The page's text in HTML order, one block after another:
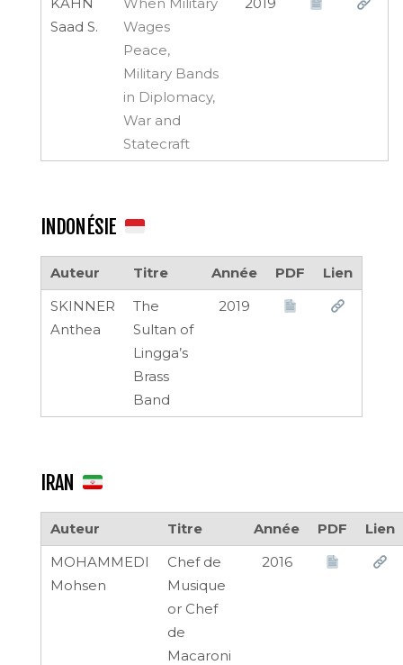
Saad S.
Wages
Peace,
Military Bands
in Diplomacy,
War and
Statecraft
INDONÉSIE
Auteur Titre Année PDF
Lien
SKINNER
Anthea
The
Sultan of
Lingga’s
Brass
Band
2019
IRAN
Auteur Titre Année PDF
Lien
MOHAMMEDI
Mohsen
Chef de
Musique
or Chef
de
Macaroni
2016